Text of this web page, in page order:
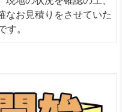
なお見積りをさせていた
す。